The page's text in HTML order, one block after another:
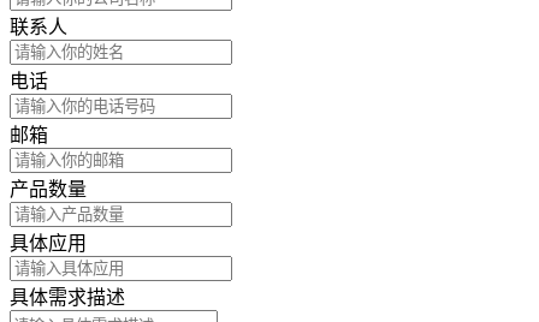
联系人
电话
邮箱
产品数量
具体应用
具体需求描述